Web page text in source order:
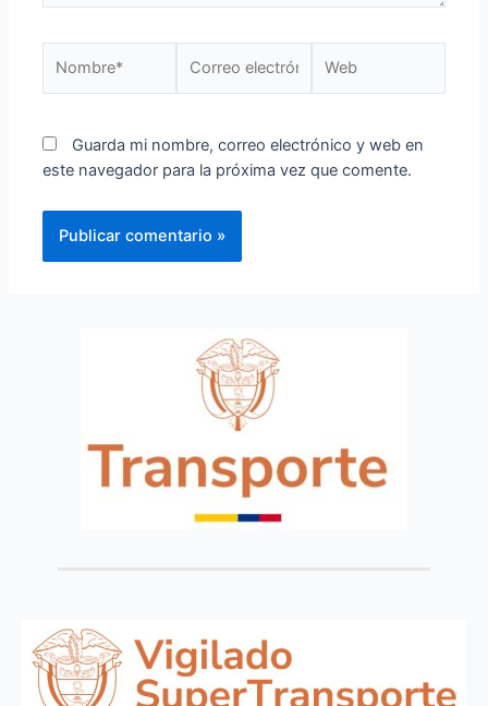
Guarda mi nombre, correo electrónico y web en
este navegador para la próxima vez que comente.